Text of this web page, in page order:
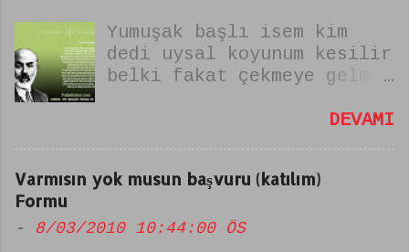
Yumuşak başlı isem kim
dedi uysal koyunum kesilir
belki fakat çekmeye gelmez
istiklal marşı yazarımız
şiirin ismi "zulmu
başlıysam uysal koyun
DEVAMI
Varmısın yok musun başvuru (katılım)
Formu
- 8/03/2010 10:44:00 ÖS